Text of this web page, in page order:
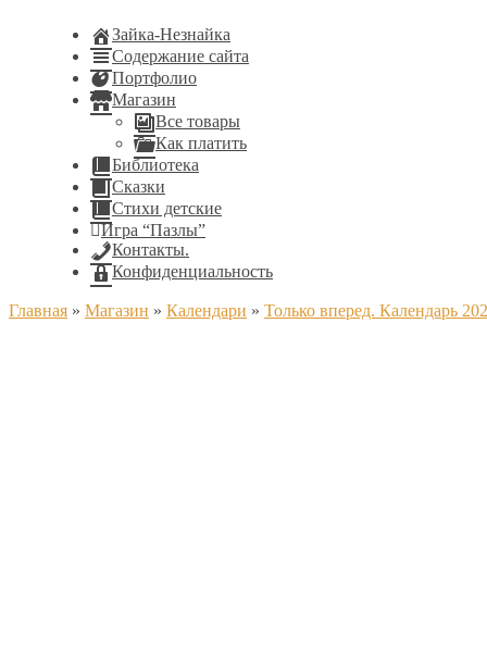
Зайка-Незнайка
Содержание сайта
Портфолио
Магазин
Все товары
Как платить
Библиотека
Сказки
Стихи детские
Игра “Пазлы”
Контакты.
Конфиденциальность
Главная » Магазин » Календари » Только вперед. Календарь